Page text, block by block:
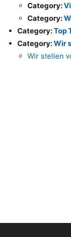
Category:
Category:
Category:Top
Category:Wir
Wir stellen